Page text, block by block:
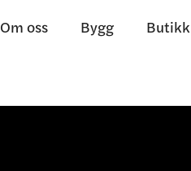
Om oss Bygg Butikk